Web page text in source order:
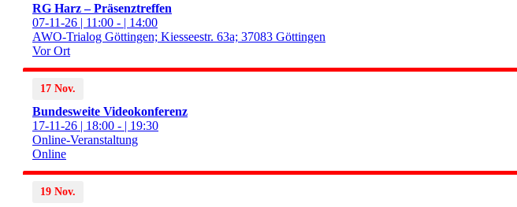
RG Harz – Präsenztreffen
07-11-26 | 11:00 - | 14:00
AWO-Trialog Göttingen; Kiesseestr. 63a; 37083 Göttingen
Vor Ort
17 Nov.
Bundesweite Videokonferenz
17-11-26 | 18:00 - | 19:30
Online-Veranstaltung
Online
19 Nov.